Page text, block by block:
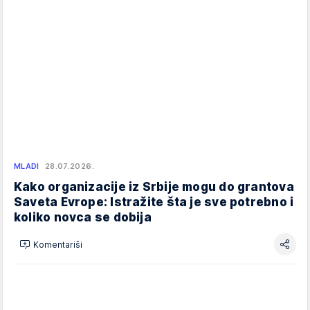
MLADI 28.07.2026.
Kako organizacije iz Srbije mogu do grantova
Saveta Evrope: Istražite šta je sve potrebno i
koliko novca se dobija
Komentariši